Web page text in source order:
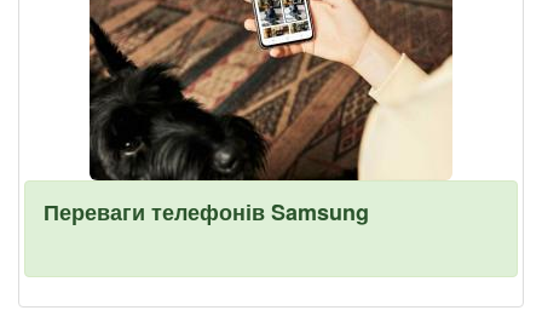
Переваги телефонів Samsung